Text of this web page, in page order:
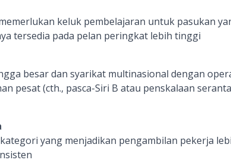
keluk pembelajaran untuk pasukan
tersedia pada pelan peringkat lebih tinggi
besar dan syarikat multinasional dengan
pesat (cth., pasca-Siri B atau penskalaan
yang menjadikan pengambilan pekerja